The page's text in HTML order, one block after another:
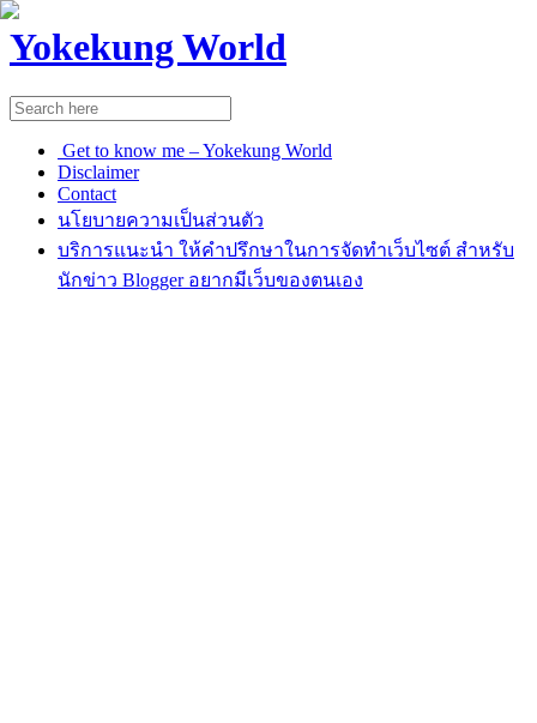
Yokekung World
Get to know me – Yokekung World
Disclaimer
Contact
นโยบายความเป็นส่วนตัว
บริการแนะนำ ให้คำปรึกษาในการจัดทำเว็บไซต์ สำหรับ
นักข่าว Blogger อยากมีเว็บของตนเอง